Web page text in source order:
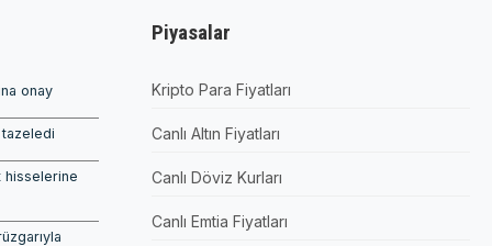
onay
hisselerine
Piyasalar
Kripto Para Fiyatları
Canlı Altın Fiyatları
Canlı Döviz Kurları
Canlı Emtia Fiyatları